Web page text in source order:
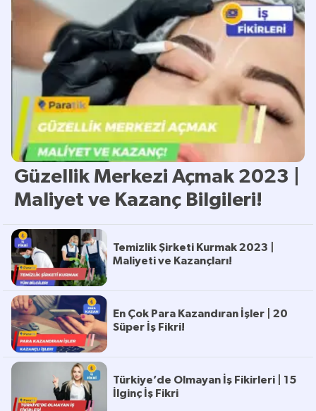
Güzellik Merkezi Açmak 2023 |
Maliyet ve Kazanç Bilgileri!
Temizlik Şirketi Kurmak 2023 |
Maliyeti ve Kazançları!
En Çok Para Kazandıran İşler | 20
Süper İş Fikri!
Türkiye’de Olmayan İş Fikirleri | 15
İlginç İş Fikri